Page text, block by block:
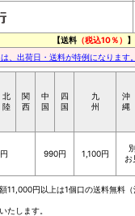
【送料 （税込10％） 】
、出荷日・送料が特例になりま
北
陸
関
西
中
国
四
国
九
州
沖
縄
990円 1,100円
お
11,000円以上は1個口の送料無料（
たします。